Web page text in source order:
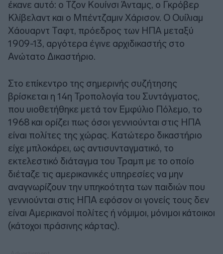
έκανε αυτό: ο Τζον Κουίνσι Άνταμς, ο Γκρόβερ
Κλίβελαντ και ο Μπέντζαμιν Χάρισον. Ο Ουίλιαμ
Χάουαρντ Ταφτ, πρόεδρος των ΗΠΑ μεταξύ
1909-13, αργότερα έγινε αρχιδικαστής στο
Ανώτατο Δικαστήριο.
Στο επίκεντρο της σημερινής συζήτησης
βρίσκεται η 14η Τροπολογία του Συντάγματος,
που υιοθετήθηκε μετά τον Εμφύλιο Πόλεμο, το
1968 και ορίζει πως όσοι γεννιούνται στις ΗΠΑ
είναι πολίτες της χώρας. Κατώτερο δικαστήριο
είχε μπλοκάρει, ως αντισυνταγματικό, το
εκτελεστικό διάταγμα του Τραμπ με το οποίο
διέταζε τις αμερικανικές υπηρεσίες να μην
αναγνωρίζουν την υπηκοότητα των παιδιών που
γεννιούνται στις ΗΠΑ εφόσον οι γονείς τους δεν
είναι Αμερικανοί πολίτες ή νόμιμοι, μόνιμοι κάτοικοι
(κάτοχοι πράσινης κάρτας).